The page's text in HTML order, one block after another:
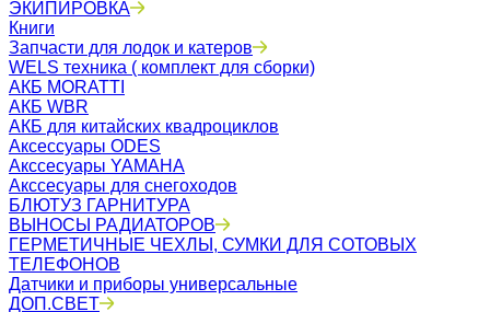
ЭКИПИРОВКА
Книги
Запчасти для лодок и катеров
WELS техника ( комплект для сборки)
АКБ MORATTI
АКБ WBR
АКБ для китайских квадроциклов
Аксессуары ODES
Акссесуары YAMAHA
Акссесуары для снегоходов
БЛЮТУЗ ГАРНИТУРА
ВЫНОСЫ РАДИАТОРОВ
ГЕРМЕТИЧНЫЕ ЧЕХЛЫ, СУМКИ ДЛЯ СОТОВЫХ
ТЕЛЕФОНОВ
Датчики и приборы универсальные
ДОП.СВЕТ